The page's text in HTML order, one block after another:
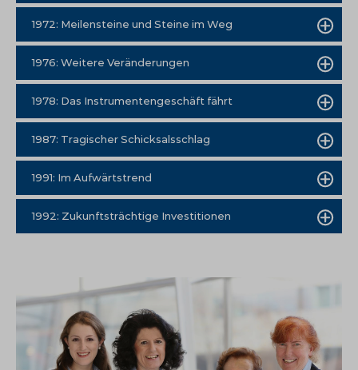
1972: Meilensteine und Steine im Weg
1976: Weitere Veränderungen
1978: Das Instrumentengeschäft fährt
1987: Tragischer Schicksalsschlag
1991: Im Aufwärtstrend
1992: Zukunftsträchtige Investitionen